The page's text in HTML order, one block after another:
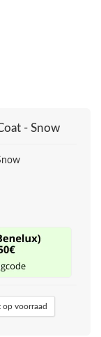
- Snow
op voorraad